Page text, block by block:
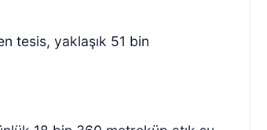
tesis, yaklaşık 51 bin